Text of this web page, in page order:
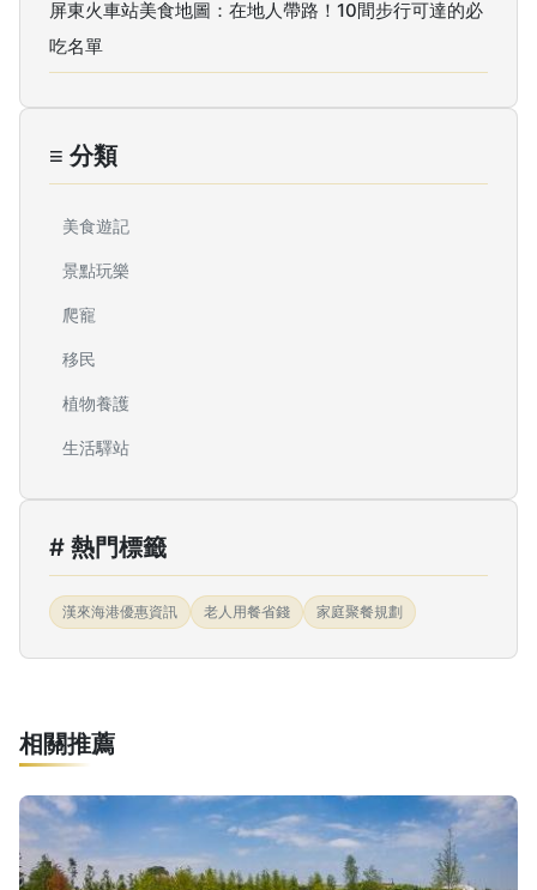
屏東火車站美食地圖：在地人帶路！10間步行可達的必
吃名單
≡ 分類
美食遊記
景點玩樂
爬寵
移民
植物養護
生活驛站
# 熱門標籤
漢來海港優惠資訊 老人用餐省錢 家庭聚餐規劃
相關推薦